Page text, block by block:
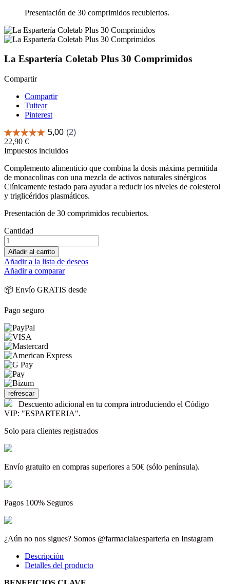
Presentación de 30 comprimidos recubiertos.
La Espartería Coletab Plus 30 Comprimidos
Compartir
Compartir
Tuitear
Pinterest
22,90 €
Impuestos incluidos
Complemento alimenticio que combina la dosis máxima permitida
de monacolinas con una mezcla de activos naturales sinérgicos
Clínicamente testado para ayudar a reducir los niveles de colesterol
y triglicéridos plasmáticos.
Presentación de 30 comprimidos recubiertos.
Cantidad
Añadir al carrito
Añadir a la lista de deseos
Añadir a comparar
📦 Envío GRATIS desde
Pago seguro
Descuento adicional en tu compra introduciendo el Código
VIP: "ESPARTERIA".
Solo para clientes registrados
Envío gratuito en compras superiores a 50€ (sólo península).
Pagos 100% Seguros
¿Aún no nos sigues? Somos @farmacialaesparteria en Instagram
Descripción
Detalles del producto